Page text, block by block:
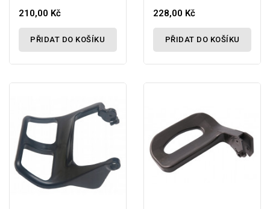
210,00 Kč
PŘIDAT DO KOŠÍKU
228,00 Kč
PŘIDAT DO KOŠÍKU